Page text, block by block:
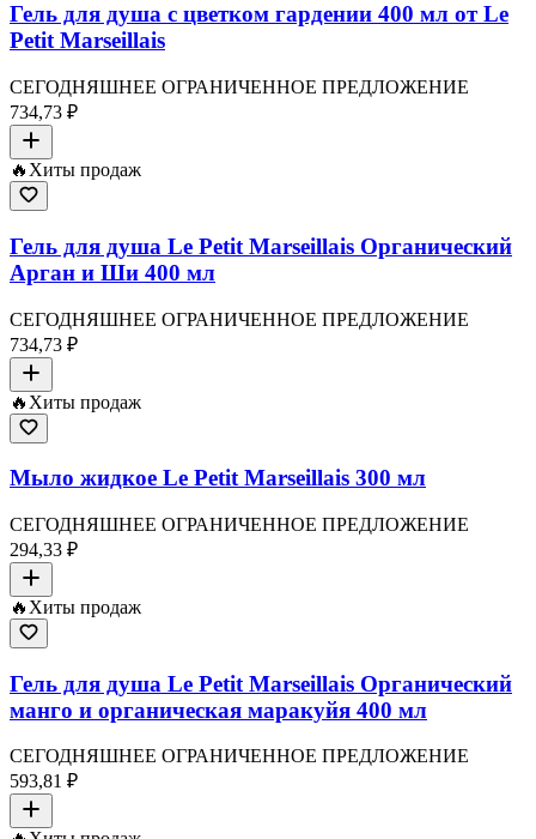
Гель для душа с цветком гардении 400 мл от Le
Petit Marseillais
СЕГОДНЯШНЕЕ ОГРАНИЧЕННОЕ ПРЕДЛОЖЕНИЕ
734,73 ₽
🔥 Хиты продаж
Гель для душа Le Petit Marseillais Органический
Арган и Ши 400 мл
СЕГОДНЯШНЕЕ ОГРАНИЧЕННОЕ ПРЕДЛОЖЕНИЕ
734,73 ₽
🔥 Хиты продаж
Мыло жидкое Le Petit Marseillais 300 мл
СЕГОДНЯШНЕЕ ОГРАНИЧЕННОЕ ПРЕДЛОЖЕНИЕ
294,33 ₽
🔥 Хиты продаж
Гель для душа Le Petit Marseillais Органический
манго и органическая маракуйя 400 мл
СЕГОДНЯШНЕЕ ОГРАНИЧЕННОЕ ПРЕДЛОЖЕНИЕ
593,81 ₽